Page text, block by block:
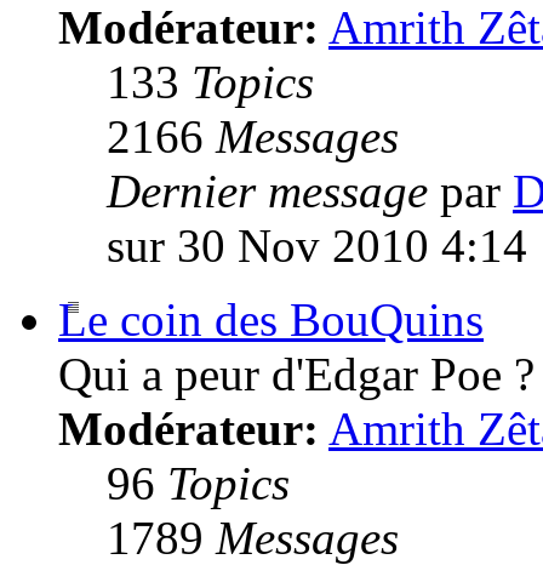
Modérateur: Amrith
133 Topics
2166 Messages
Dernier message par
sur 30 Nov 2010 4:14
Le coin des BouQuins
Qui a peur d'Edgar Poe ?
Modérateur: Amrith
96 Topics
1789 Messages